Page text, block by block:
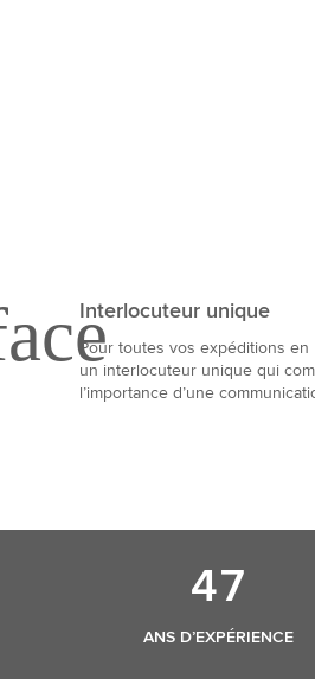
Interlocuteur unique
Pour toutes vos expéditions
un interlocuteur unique qui
l’importance d’une
47
ANS D’EXPÉRIENCE